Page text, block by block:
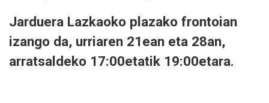
Jarduera Lazkaoko plazako frontoian
izango da, urriaren 21ean eta 28an,
arratsaldeko 17:00etatik 19:00etara.